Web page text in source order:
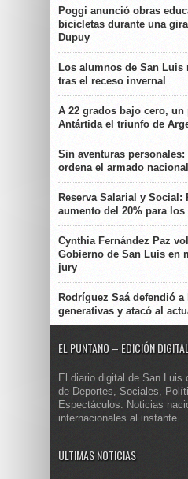
Poggi anunció obras
bicicletas durante una
Dupuy
Los alumnos de San Luis
tras el receso invernal
A 22 grados bajo cero,
Antártida el triunfo de
Sin aventuras
ordena el armado nacional
Reserva Salarial y
aumento del 20% para
Cynthia Fernández Paz
Gobierno de San Luis en
jury
Rodríguez Saá defendió
generativas y atacó al
EL PUNTANO – EDICIÓN
El diario digital de San
de Deportes, Sociales,
Espectáculos. Noticias
internacionales al instante.
ULTIMAS NOTICIAS